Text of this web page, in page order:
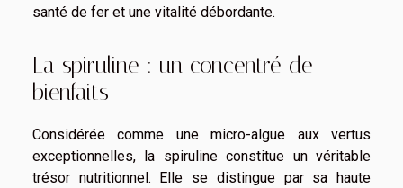
santé de fer et une vitalité débordante.
La spiruline : un concentré de
bienfaits
Considérée comme une micro-algue aux vertus
exceptionnelles, la spiruline constitue un véritable
trésor nutritionnel. Elle se distingue par sa haute